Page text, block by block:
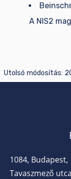
A NIS2
Utolsó módosítás:
1084, Budapest,
Tavaszmező